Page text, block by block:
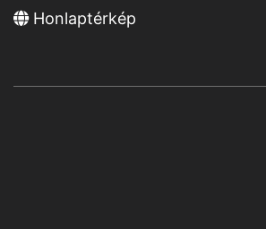
Honlaptérkép